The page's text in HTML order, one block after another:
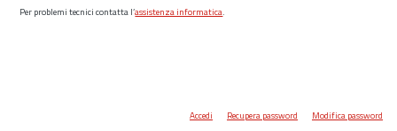
Per problemi tecnici contatta l’assistenza informatica.
Accedi Recupera password Modifica password